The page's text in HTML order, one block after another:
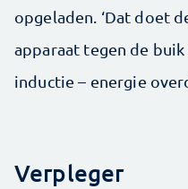
opgeladen. ‘Dat doet
apparaat tegen de
inductie – energie
Verpleger